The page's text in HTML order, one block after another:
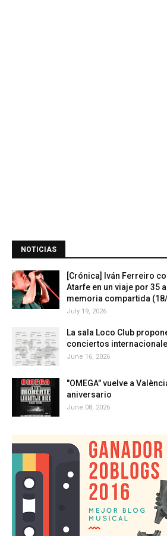
NOTICIAS
[Crónica] Iván Ferreiro
Atarfe en un viaje por 35
memoria compartida
July 19, 2026
La sala Loco Club
conciertos
June 16, 2026
"OMEGA" vuelve a
aniversario
June 08, 2026